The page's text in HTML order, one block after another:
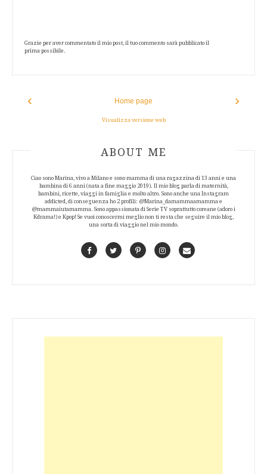
Grazie per aver commentato il mio post, il tuo commento sarà pubblicato il
prima possibile.
‹ ›
Home page
Visualizza versione web
ABOUT AUTHOR
ABOUT ME
Ciao sono Marina, vivo a Milano e sono mamma di una ragazzina di 13 anni e una
bambina di 6 anni (nata a fine maggio 2019). Il mio blog parla di maternità,
bambini, ricette, viaggi in famiglia e molto altro. Sono anche una Instagram
addicted, di conseguenza ho 2 profili: @Marina_damammaamamma e
@mammaiutamamma. Sono appassionata di Serie TV soprattutto coreane (adoro i
Kdrama!) e Kpop! Se vuoi conoscermi meglio non ti resta che seguire il mio blog,
una sorta di viaggio nel mio mondo.
FacebookTwitterPinterestInstagramContact